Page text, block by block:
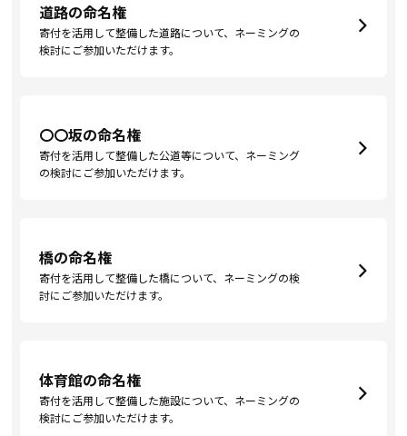
道路の命名権
寄付を活用して整備した道路について、ネーミングの
検討にご参加いただけます。
〇〇坂の命名権
寄付を活用して整備した公道等について、ネーミング
の検討にご参加いただけます。
橋の命名権
寄付を活用して整備した橋について、ネーミングの検
討にご参加いただけます。
体育館の命名権
寄付を活用して整備した施設について、ネーミングの
検討にご参加いただけます。